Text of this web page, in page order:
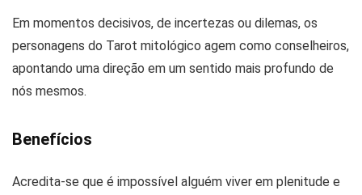
Em momentos decisivos, de incertezas ou dilemas, os
personagens do Tarot mitológico agem como conselheiros,
apontando uma direção em um sentido mais profundo de
nós mesmos.
Benefícios
Acredita-se que é impossível alguém viver em plenitude e